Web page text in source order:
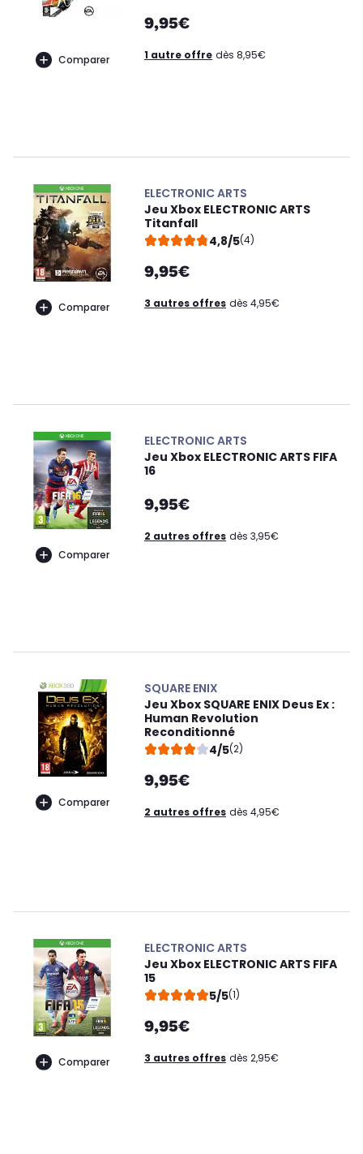
Comparer
9,95€
1 autre offre dès 8,95€
Comparer
ELECTRONIC ARTS
Jeu Xbox ELECTRONIC ARTS
Titanfall
4,8/5(4)
9,95€
3 autres offres dès 4,95€
Comparer
ELECTRONIC ARTS
Jeu Xbox ELECTRONIC ARTS FIFA
16
9,95€
2 autres offres dès 3,95€
Comparer
SQUARE ENIX
Jeu Xbox SQUARE ENIX Deus Ex :
Human Revolution
Reconditionné
4/5(2)
9,95€
2 autres offres dès 4,95€
Comparer
ELECTRONIC ARTS
Jeu Xbox ELECTRONIC ARTS FIFA
15
5/5(1)
9,95€
3 autres offres dès 2,95€